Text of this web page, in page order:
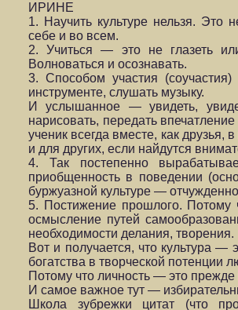
ИРИНЕ
1. Научить культуре нельзя. Это
себе и во всем.
2. Учиться — это не глазеть
Волноваться и осознавать.
3. Способом участия (соучастия)
инструменте, слушать музыку.
И услышанное — увидеть,
нарисовать, передать
ученик всегда вместе, как
и для других, если найдутся
4. Так постепенно
приобщенность в поведении
буржуазной культуре —
5. Постижение прошлого. Потому
осмысление путей
необходимости делания, творения.
Вот и получается, что культура —
богатства в творческой потенции
Потому что личность — это прежде
И самое важное тут —
Школа зубрежки цитат (что